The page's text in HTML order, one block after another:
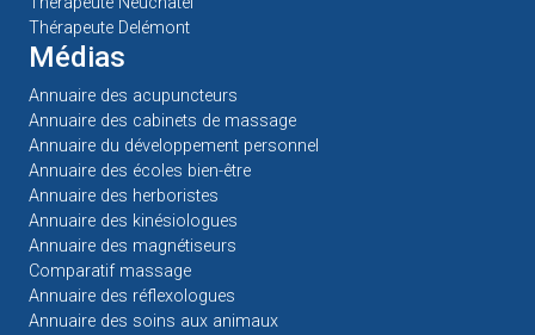
Thérapeute Delémont
Médias
Annuaire des acupuncteurs
Annuaire des cabinets de massage
Annuaire du développement personnel
Annuaire des écoles bien-être
Annuaire des herboristes
Annuaire des kinésiologues
Annuaire des magnétiseurs
Comparatif massage
Annuaire des réflexologues
Annuaire des soins aux animaux